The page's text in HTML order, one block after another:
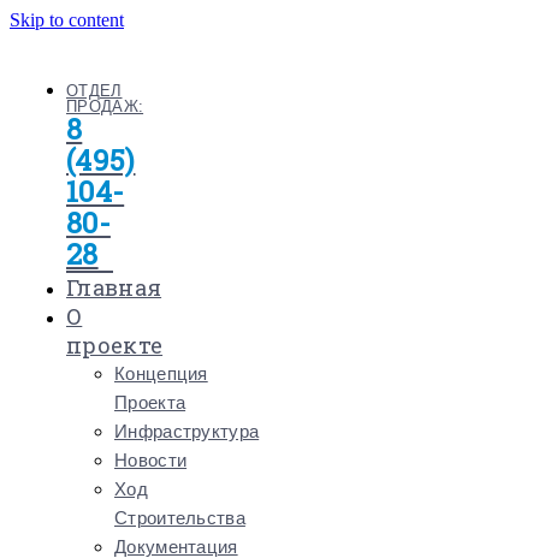
Skip to content
ОТДЕЛ
ПРОДАЖ:
8
(495)
104-
80-
28
Главная
О
проекте
Концепция
Проекта
Инфраструктура
Новости
Ход
Строительства
Документация